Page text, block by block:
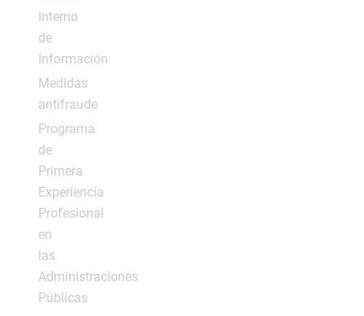
Interno
de
Información
Medidas
antifraude
Programa
de
Primera
Experiencia
Profesional
en
las
Administraciones
Públicas